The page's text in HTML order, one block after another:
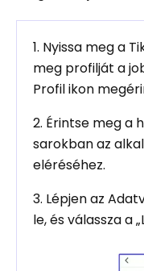
1. Nyissa meg a
meg profilját a
Profil ikon
2. Érintse meg a
sarokban az
eléréséhez.
3. Lépjen az
le, és válassza a